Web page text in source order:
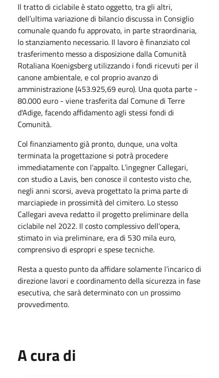
Il tratto di ciclabile è stato oggetto, tra gli altri,
dell’ultima variazione di bilancio discussa in Consiglio
comunale quando fu approvato, in parte straordinaria,
lo stanziamento necessario. Il lavoro è finanziato col
trasferimento messo a disposizione dalla Comunità
Rotaliana Koenigsberg utilizzando i fondi ricevuti per il
canone ambientale, e col proprio avanzo di
amministrazione (453.925,69 euro). Una quota parte -
80.000 euro - viene trasferita dal Comune di Terre
d'Adige, facendo affidamento agli stessi fondi di
Comunità.
Col finanziamento già pronto, dunque, una volta
terminata la progettazione si potrà procedere
immediatamente con l’appalto. L’ingegner Callegari,
con studio a Lavis, ben conosce il contesto visto che,
negli anni scorsi, aveva progettato la prima parte di
marciapiede in prossimità del cimitero. Lo stesso
Callegari aveva redatto il progetto preliminare della
ciclabile nel 2022. Il costo complessivo dell'opera,
stimato in via preliminare, era di 530 mila euro,
comprensivo di espropri e spese tecniche.
Resta a questo punto da affidare solamente l’incarico di
direzione lavori e coordinamento della sicurezza in fase
esecutiva, che sarà determinato con un prossimo
provvedimento.
A cura di